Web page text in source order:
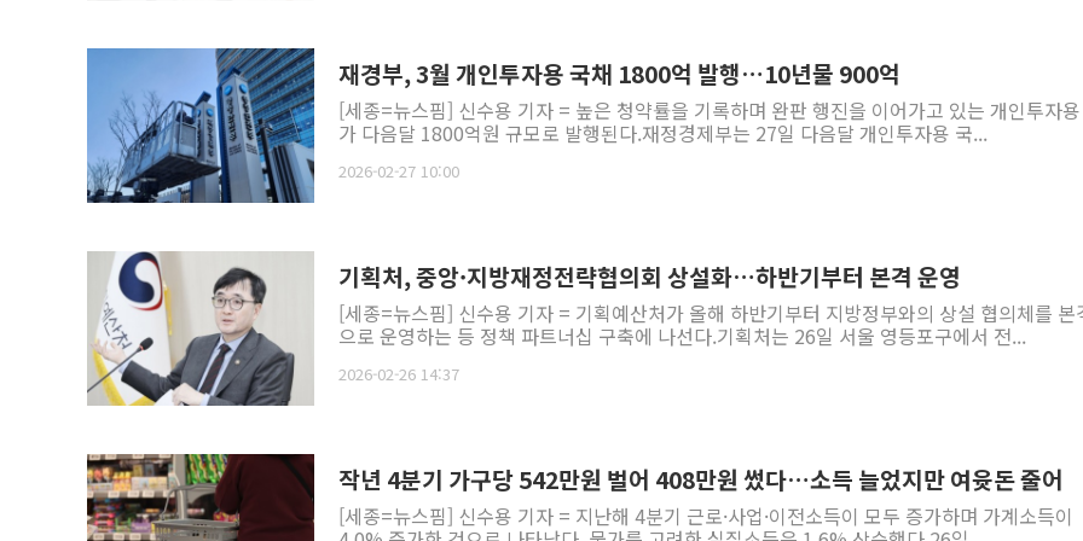
재경부, 3월 개인투자용 국채 1800억 발행…10년물 900억
[세종=뉴스핌] 신수용 기자 = 높은 청약률을 기록하며 완판 행진을 이어가고 있는 개인투자
가 다음달 1800억원 규모로 발행된다.재정경제부는 27일 다음달 개인투자용 국...
2026-02-27 10:00
기획처, 중앙·지방재정전략협의회 상설화…하반기부터 본격 운영
[세종=뉴스핌] 신수용 기자 = 기획예산처가 올해 하반기부터 지방정부와의 상설 협의체를 본
으로 운영하는 등 정책 파트너십 구축에 나선다.기획처는 26일 서울 영등포구에서 전...
2026-02-26 14:37
작년 4분기 가구당 542만원 벌어 408만원 썼다…소득 늘었지만 여윳돈 줄어
[세종=뉴스핌] 신수용 기자 = 지난해 4분기 근로·사업·이전소득이 모두 증가하며 가계소득이